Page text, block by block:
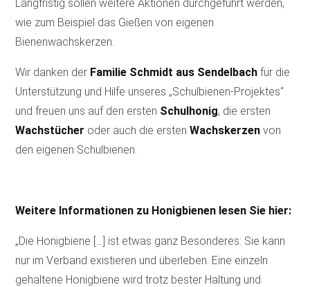
Langfristig sollen weitere Aktionen durchgeführt werden,
wie zum Beispiel das Gießen von eigenen
Bienenwachskerzen.
Wir danken der Familie Schmidt aus Sendelbach für die
Unterstützung und Hilfe unseres „Schulbienen-Projektes“
und freuen uns auf den ersten Schulhonig, die ersten
Wachstücher oder auch die erstenWachskerzen von
den eigenen Schulbienen.
Weitere Informationen zu Honigbienen lesen Sie hier:
„Die Honigbiene […] ist etwas ganz Besonderes: Sie kann
nur im Verband existieren und überleben. Eine einzeln
gehaltene Honigbiene wird trotz bester Haltung und